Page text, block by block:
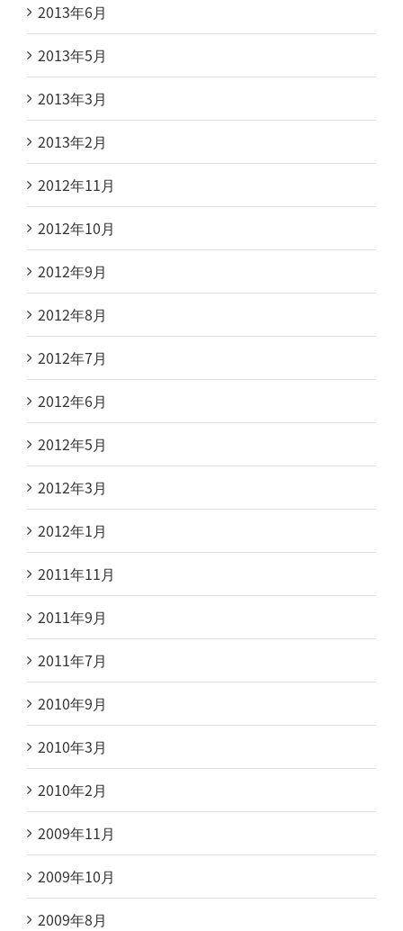
2013年6月
2013年5月
2013年3月
2013年2月
2012年11月
2012年10月
2012年9月
2012年8月
2012年7月
2012年6月
2012年5月
2012年3月
2012年1月
2011年11月
2011年9月
2011年7月
2010年9月
2010年3月
2010年2月
2009年11月
2009年10月
2009年8月